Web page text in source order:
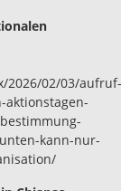
2026/02/03/
kann-nur-